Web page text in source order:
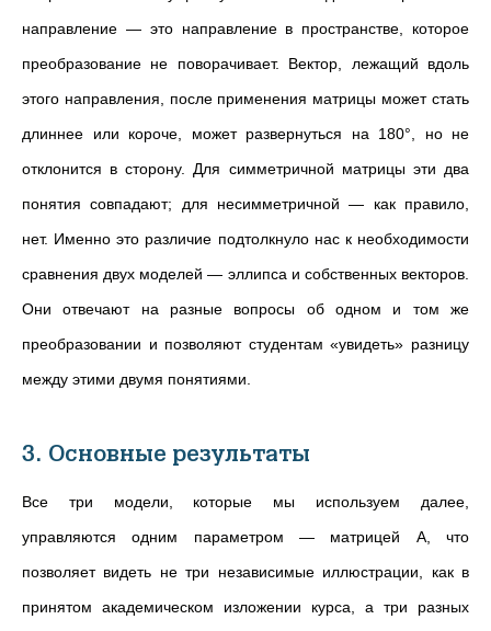
направление —это направление в пространстве, которое
преобразование не поворачивает. Вектор, лежащий вдоль
этого направления, после применения матрицы может стать
длиннее или короче, может развернуться на 180°, но не
отклонится в сторону. Для симметричной матрицы эти два
понятия совпадают; для несимметричной— как правило,
нет. Именно это различие подтолкнуло нас к необходимости
сравнения двух моделей— эллипса и собственных векторов.
Они отвечают на разные вопросы об одном и том же
преобразовании и позволяют студентам «увидеть» разницу
между этими двумя понятиями.
3. Основные результаты
Все три модели, которые мы используем далее,
управляются одним параметром — матрицей A, что
позволяет видеть не три независимые иллюстрации, как в
принятом академическом изложении курса, а три разных